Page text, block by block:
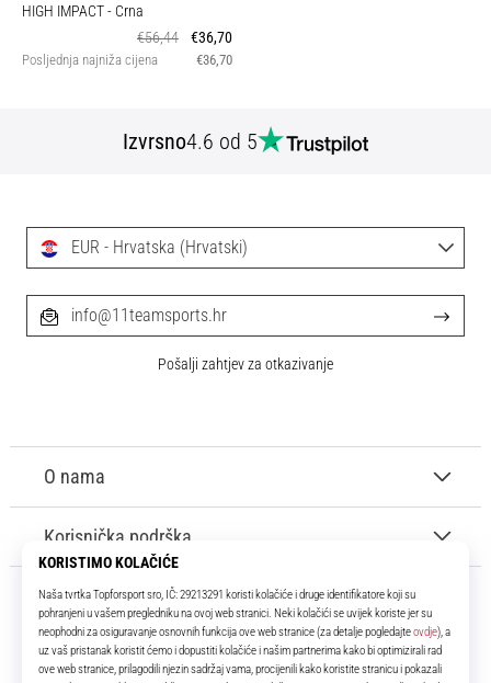
HIGH IMPACT- Crna
€56,44
€36,70
Posljednja najniža cijena €36,70
Izvrsno4.6 od 5
11teamsports.hr
Tvoj smo pouzdani suigrač već više od 16 godina! Cijelo to vrijeme
O nama
Korisnička podrška
EUR - Hrvatska (Hrvatski)
info@11teamsports.hr
Pošalji zahtjev za otkazivanje